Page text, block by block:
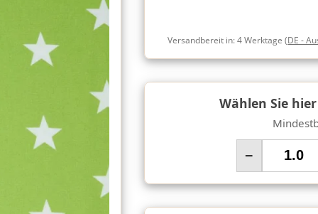
Versandbereit in:4 Werktage (DE -
Wählen Sie
−